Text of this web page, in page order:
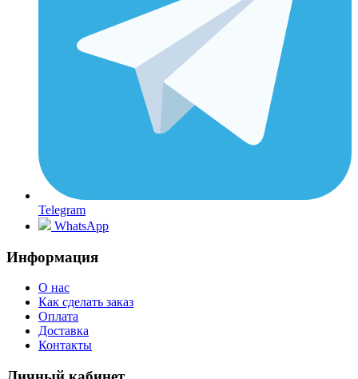
Telegram
WhatsApp
Информация
О нас
Как сделать заказ
Оплата
Доставка
Контакты